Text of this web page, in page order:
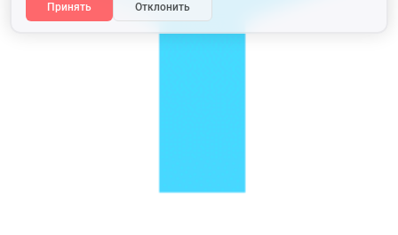
Принять
Отклонить